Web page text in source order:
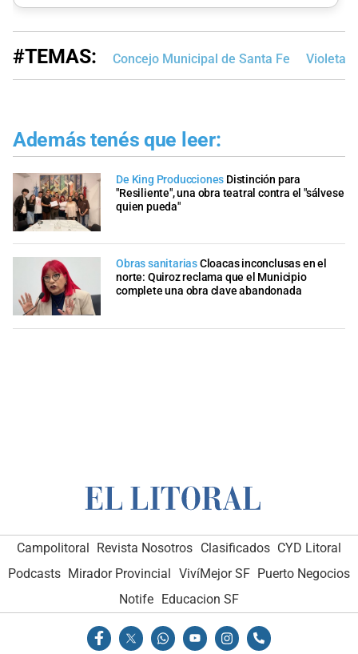
#TEMAS: Concejo Municipal de Santa Fe Violeta
Además tenés que leer:
De King Producciones Distinción para
"Resiliente", una obra teatral contra el "sálvese
quien pueda"
Obras sanitariasCloacas inconclusas en el
norte: Quiroz reclama que el Municipio
complete una obra clave abandonada
Campolitoral Revista Nosotros Clasificados CYD Litoral
Podcasts Mirador Provincial VivíMejor SF Puerto Negocios
Notife
Educacion SF